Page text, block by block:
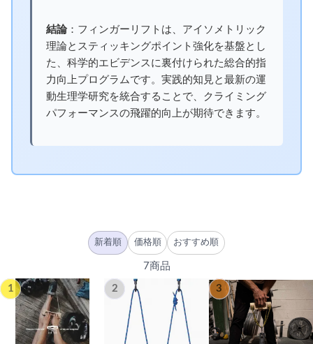
結論：フィンガーリフトは、アイソメトリック
理論とスティッキングポイント強化を基盤とし
た、科学的エビデンスに裏付けられた総合的指
力向上プログラムです。実践的知見と最新の運
動生理学研究を統合することで、クライミング
パフォーマンスの飛躍的向上が期待できます。
新着順 価格順 おすすめ順
7商品
1 2 3